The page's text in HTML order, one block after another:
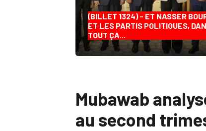
(BILLET 1324) - ET NASSER
ET LES PARTIS POLITIQUES,
TOUT ÇA...
Mubawab
au second